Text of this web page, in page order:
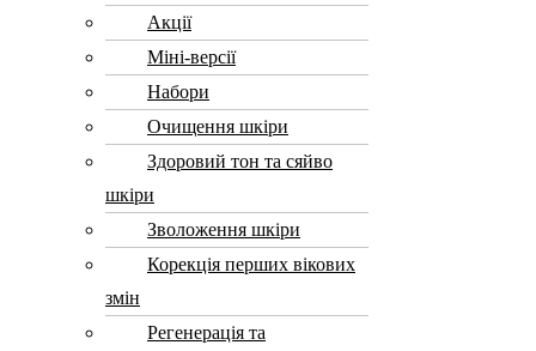
Акції
Міні-версії
Набори
Очищення шкіри
Здоровий тон та сяйво
шкіри
Зволоження шкіри
Корекція перших вікових
змін
Регенерація та